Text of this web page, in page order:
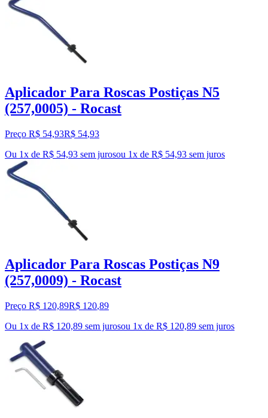
Aplicador Para Roscas Postiças N5
(257,0005) - Rocast
Preço R$ 54,93R$ 54,93
Ou 1x de R$ 54,93 sem jurosou 1x de R$ 54,93 sem juros
Aplicador Para Roscas Postiças N9
(257,0009) - Rocast
Preço R$ 120,89R$ 120,89
Ou 1x de R$ 120,89 sem jurosou 1x de R$ 120,89 sem juros